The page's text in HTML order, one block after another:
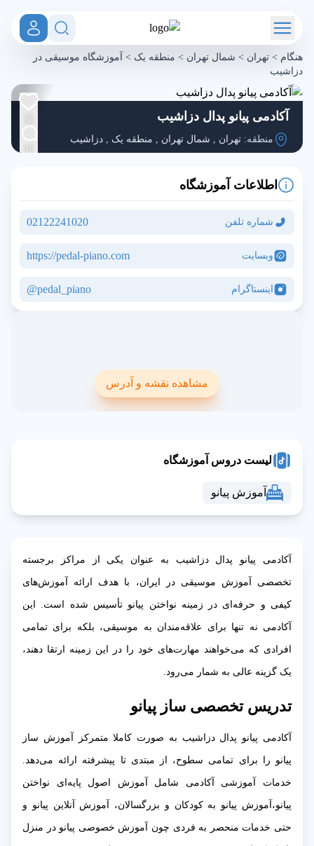
هنگام > تهران > شمال تهران > منطقه یک > آموزشگاه موسیقی در
دزاشیب
آکادمی پیانو پدال دزاشیب
منطقه: تهران , شمال تهران , منطقه یک , دزاشیب
0
0
اطلاعات آموزشگاه
شماره تلفن 02122241020
وبسایت https://pedal-piano.com
اینستاگرام pedal_piano@
مشاهده نقشه و آدرس
لیست دروس آموزشگاه
آموزش پیانو
آکادمی پیانو پدال دزاشیب به عنوان یکی از مراکز برجسته
تخصصی آموزش موسیقی در ایران، با هدف ارائه آموزش‌های
کیفی و حرفه‌ای در زمینه نواختن پیانو تأسیس شده است. این
آکادمی نه تنها برای علاقه‌مندان به موسیقی، بلکه برای تمامی
افرادی که می‌خواهند مهارت‌های خود را در این زمینه ارتقا دهند،
یک گزینه عالی به شمار می‌رود.
تدریس تخصصی ساز پیانو
آکادمی پیانو پدال دزاشیب به صورت کاملا متمرکز آموزش ساز
پیانو را برای تمامی سطوح، از مبتدی تا پیشرفته ارائه می‌دهد.
خدمات آموزشی آکادمی شامل آموزش اصول پایه‌ای نواختن
پیانو،آموزش پیانو به کودکان و بزرگسالان، آموزش آنلاین پیانو و
حتی خدمات منحصر به فردی چون آموزش خصوصی پیانو در منزل